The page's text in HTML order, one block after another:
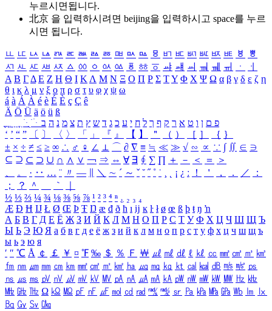
누르시면됩니다.
北京 을 입력하시려면 beijing을 입력하시고 space를 누르
시면 됩니다.
ㅥ ㅦ ㅧ ㅨ ㅩ ㅪ ㅫ ㅬ ㅭ ㅮ ㅯ ㅰ ㅱ ㅲ ㅳ ㅴ ㅵ ㅶ ㅷ ㅸ
ㅹ
ㅺ ㅻ ㅼ ㅽ ㅾ ㅿ ㆀ ㆁ ㆂ ㆃ ㆄ ㆅ ㆆ ㆇ ㆈ ㆉ ㆊ ㆋ ㆌ ㆍ
ㆎ
Α Β ΓΔ Ε Ζ Η Θ Ι ΚΛ Μ Ν Ξ Ο Π Ρ Σ ΤΥ Φ Χ Ψ Ω α β γ δ ε ζ η
θ ι κ λ μ ν ξ ο π ρ σ τ υ φ χ ψ ω
á à Á À é è É È ç Ç ê
Ä Ö Ü ä ö ü ß
ִֶֹ ֻּ ׁׂ פ ם ן ו ט א ר ק ף ך ל ח י ע כ ג ד ש ץ ת צ מ נ ה ב
‘ ’ “ ” 〔 〕 〈 〉 「 」 『 』 【 】 ＂ （ ） ［ ］ ｛ ｝
± × ÷ ≠ ≤ ≥ ∞ ∴ ♂ ♀ ∠ ⊥ ⌒ ∂ ∇ ≡ ≒ ≪ ≫ √ ∽ ∝ ∵ ∫ ∬ ∈ ∋
⊆ ⊇ ⊂ ⊃ ∪ ∩ ∧ ∨ ￢ ⇒ ⇔ ∀ ∃ ∮ ∑ ∏ ＋ － ＜ ＝
＞
、
。 · ‥ … ¨ 〃 ― ＼ ∼ ´ ～ ˇ ˘ ˝ ˚ ˙ ¸ ¡ ¿ ː ！ ＇ ， ． ／
：
；
？ ＾ ｀
½ ⅓ ⅔ ¼ ¾ ⅛ ⅜ ⅝ ⅞ ¹ ² ³ ⁴ ⁿ ₁ ₂ ₃ ₄
Æ Ð Ħ Ĳ Ł Ø Œ Þ Ŧ Ŋ æ đ ð ħ ı ĳ ĸ ŀ ł ø œ ß þ ŧ ŋ ŉ
А Б В Г Д Е Ё Ж З И Й К Л М Н О П Р С Т У Ф Х Ц Ч Ш Щ Ъ
Ы Ь Э Ю Я а б в г д е ё ж з и й к л м н о п р с т у ф х ц ч ш щ ъ
ы ь э ю я
′ ″ ℃ Å ￠ ￡ ￥ ¤ ℉ ‰ ＄ ％ Ｆ ￦ ㎕ ㎖ ㎗ ℓ ㎘ ㏄ ㎣ ㎤ ㎥ ㎦
㎙ ㎚ ㎛ ㎜ ㎝ ㎞ ㎟ ㎠ ㎡ ㎢ ㏊ ㎍ ㎎ ㎏ ㏏ ㎈ ㎉ ㏈ ㎧ ㎨ ㎰
㎱ ㎲ ㎳ ㎴ ㎵ ㎶ ㎷ ㎸ ㎹ ㎀ ㎁ ㎂ ㎃ ㎄ ㎺ ㎻ ㎽ ㎾ ㎿ ㎐ ㎑
㎒ ㎓ ㎔ Ω ㏀ ㏁ ㎊ ㎋ ㎌ ㏖ ㏅ ㎭ ㎮ ㎯ ㏛ ㎩ ㎪ ㎫ ㎬ ㏝ ㏐
㏓
㏃ ㏉ ㏜ ㏆